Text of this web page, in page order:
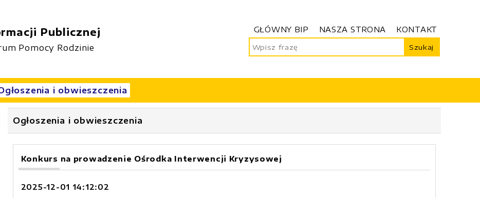
Publicznej
Pomocy Rodzinie
GŁÓWNY BIP NASZA STRONA KONTAKT
Szukaj
i obwieszczenia
Ogłoszenia i obwieszczenia
Konkurs na prowadzenie Ośrodka Interwencji Kryzysowej
2025-12-01 14:12:02